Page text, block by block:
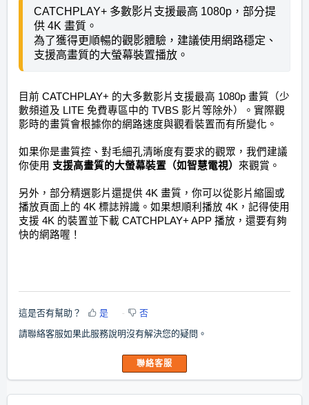
CATCHPLAY+ 多數影片支援最高 1080p，部分提
供 4K 畫質。
為了獲得更順暢的觀影體驗，建議使用網路穩定、
支援高畫質的大螢幕裝置播放。
目前 CATCHPLAY+ 的大多數影片支援最高 1080p 畫質（少
數頻道及 LITE 免費專區中的 TVBS 影片等除外）。 實際觀
影時的畫質會根據你的網路速度與觀看裝置而有所變化。
如果你是畫質控、對毛細孔清晰度有要求的觀眾，我們建議
你使用 支援高畫質的大螢幕裝置（如智慧電視） 來觀賞。
另外，部分精選影片還提供 4K 畫質，你可以從影片縮圖或
播放頁面上的 4K 標誌辨識。如果想順利播放 4K，記得使用
支援 4K 的裝置並下載 CATCHPLAY+ APP 播放，還要有夠
快的網路喔！
這是否有幫助？ 是 否
請聯絡客服如果此服務說明沒有解決您的疑問。